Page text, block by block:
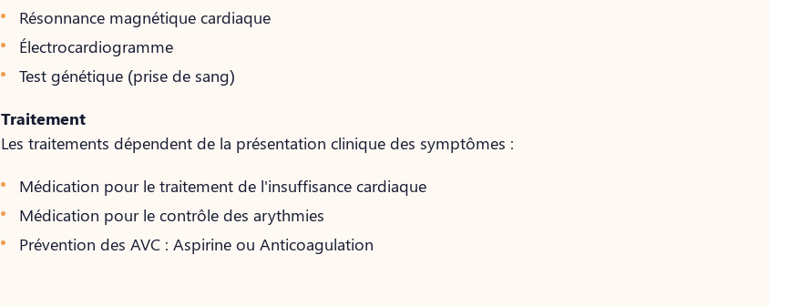
Résonnance magnétique cardiaque
Électrocardiogramme
Test génétique (prise de sang)
Traitement
Les traitements dépendent de la présentation clinique des symptômes :
Médication pour le traitement de l'insuffisance cardiaque
Médication pour le contrôle des arythmies
Prévention des AVC : Aspirine ou Anticoagulation